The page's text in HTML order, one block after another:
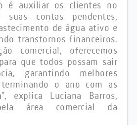
é auxiliar os clientes no
suas contas pendentes,
de água ativo e
transtornos financeiros.
comercial, oferecemos
que todos possam sair
garantindo melhores
terminando o ano com as
explica Luciana Barros,
área comercial da